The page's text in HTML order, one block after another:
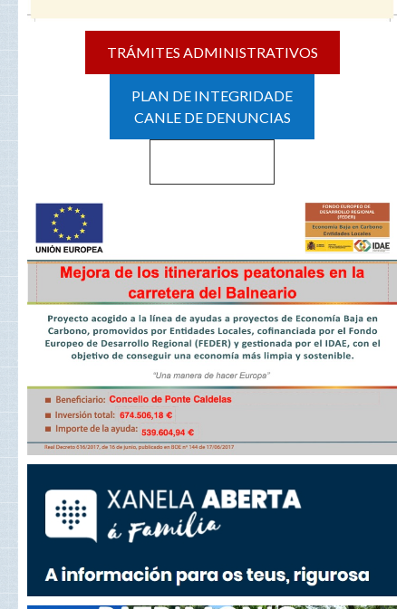
TRÁMITES ADMINISTRATIVOS
PLAN DE INTEGRIDADE
CANLE DE DENUNCIAS